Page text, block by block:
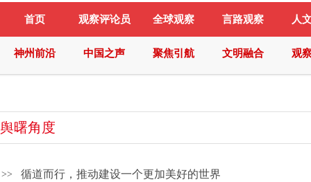
首页 观察评论员 全球观察 言路观察 人
神州前沿 中国之声 聚焦引航 文明融合 观
舆曙角度
>> 循道而行，推动建设一个更加美好的世界